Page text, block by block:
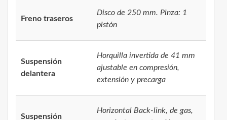
Freno traseros
Disco de 250 mm. Pinza: 1
pistón
Suspensión
delantera
Horquilla invertida de 41 mm
ajustable en compresión,
extensión y precarga
Suspensión
Horizontal Back-link, de gas,